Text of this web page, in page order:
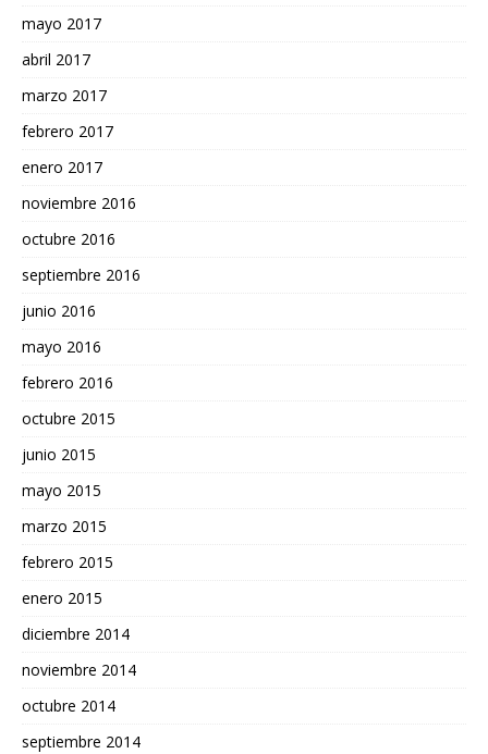
mayo 2017
abril 2017
marzo 2017
febrero 2017
enero 2017
noviembre 2016
octubre 2016
septiembre 2016
junio 2016
mayo 2016
febrero 2016
octubre 2015
junio 2015
mayo 2015
marzo 2015
febrero 2015
enero 2015
diciembre 2014
noviembre 2014
octubre 2014
septiembre 2014